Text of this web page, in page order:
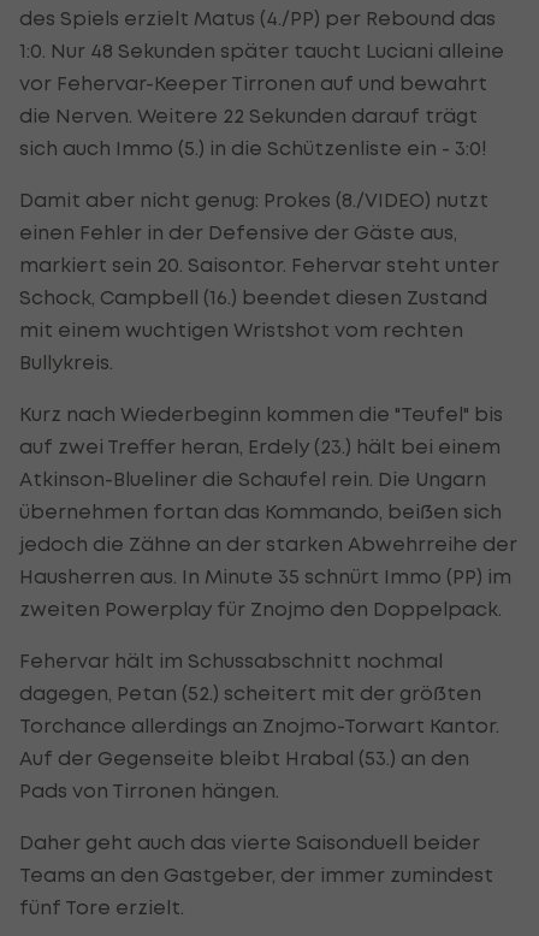
des Spiels erzielt Matus (4./PP) per Rebound das
1:0. Nur 48 Sekunden später taucht Luciani alleine
vor Fehervar-Keeper Tirronen auf und bewahrt
die Nerven. Weitere 22 Sekunden darauf trägt
sich auch Immo (5.) in die Schützenliste ein - 3:0!
Damit aber nicht genug: Prokes (8./VIDEO) nutzt
einen Fehler in der Defensive der Gäste aus,
markiert sein 20. Saisontor. Fehervar steht unter
Schock, Campbell (16.) beendet diesen Zustand
mit einem wuchtigen Wristshot vom rechten
Bullykreis.
Kurz nach Wiederbeginn kommen die "Teufel" bis
auf zwei Treffer heran, Erdely (23.) hält bei einem
Atkinson-Blueliner die Schaufel rein. Die Ungarn
übernehmen fortan das Kommando, beißen sich
jedoch die Zähne an der starken Abwehrreihe der
Hausherren aus. In Minute 35 schnürt Immo (PP) im
zweiten Powerplay für Znojmo den Doppelpack.
Fehervar hält im Schussabschnitt nochmal
dagegen, Petan (52.) scheitert mit der größten
Torchance allerdings an Znojmo-Torwart Kantor.
Auf der Gegenseite bleibt Hrabal (53.) an den
Pads von Tirronen hängen.
Daher geht auch das vierte Saisonduell beider
Teams an den Gastgeber, der immer zumindest
fünf Tore erzielt.